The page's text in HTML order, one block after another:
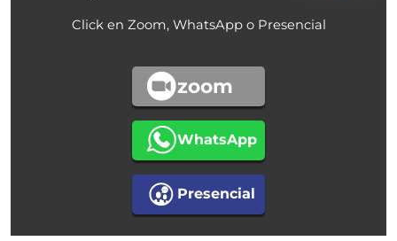
Click en Zoom, WhatsApp o Presencial
zoom
WhatsApp
Presencial